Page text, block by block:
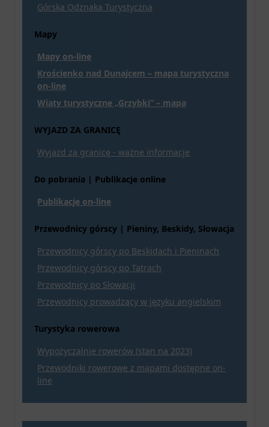
Górska Odznaka Turystyczna
Mapy
Mapy on-line
Krościenko nad Dunajcem – mapa turystyczna
on-line
Wiaty turystyczne „Grzybki” – mapa
WYJAZD ZA GRANICĘ
Wyjazd za granicę - ważne informacje
Do pobrania | Publikacje online
Publikacje on-line
Przewodnicy górscy | Pieniny, Beskidy, Słowacja
Przewodnicy górscy po Beskidach i Pieninach
Przewodnicy górscy po Tatrach
Przewodnicy po Słowacji
Przewodnicy prowadzący w języku angielskim
Turystyka rowerowa
Wypożyczalnie rowerów (stan na 2023)
Przewodniki rowerowe z mapami dostępne on-
line